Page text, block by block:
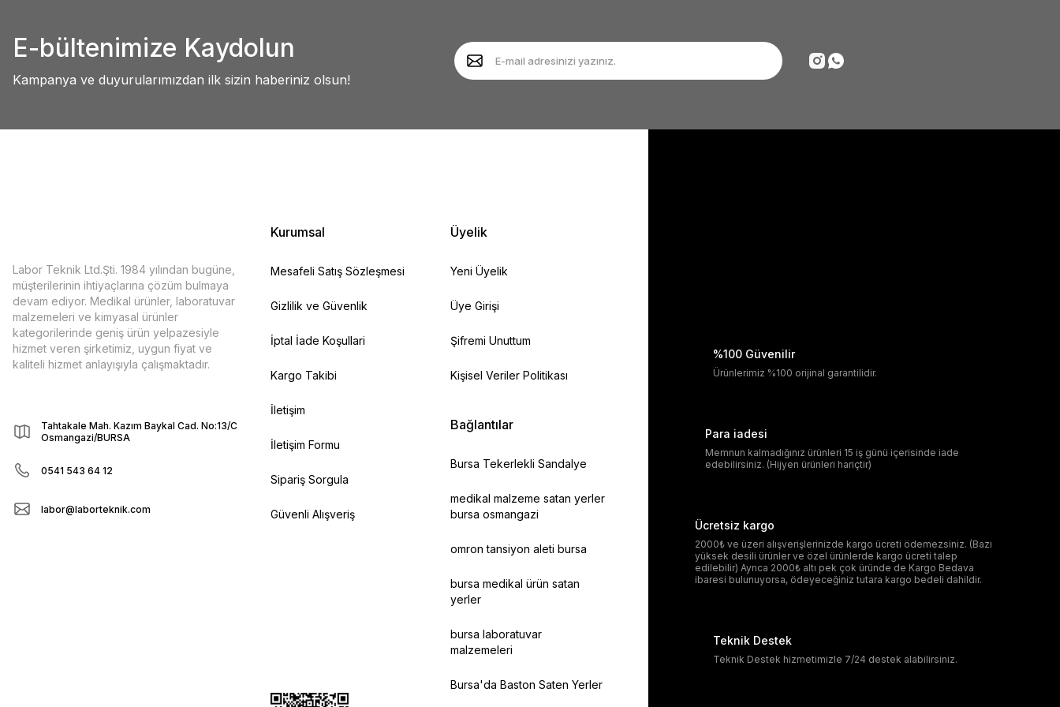
Ürün açıklamasında eksik bilgiler bulunuyor.
Ürün fiyatı diğer sitelerden daha pahalı.
Deneyimini Paylaş
E-bültenimize Kaydolun
Kampanya ve duyurularımızdan ilk sizin haberiniz olsun!
Labor Teknik Ltd.Şti. 1984 yılından bugüne,
müşterilerinin ihtiyaçlarına çözüm bulmaya
devam ediyor. Medikal ürünler, laboratuvar
malzemeleri ve kimyasal ürünler
kategorilerinde geniş ürün yelpazesiyle
hizmet veren şirketimiz, uygun fiyat ve
kaliteli hizmet anlayışıyla çalışmaktadır.
Tahtakale Mah. Kazım Baykal Cad. No:13/C
Osmangazi/BURSA
0541 543 64 12
labor@laborteknik.com
Kurumsal
Mesafeli Satış Sözleşmesi
Gizlilik ve Güvenlik
İptal İade Koşullari
Kargo Takibi
İletişim
İletişim Formu
Sipariş Sorgula
Güvenli Alışveriş
Üyelik
Yeni Üyelik
Üye Girişi
Şifremi Unuttum
Kişisel Veriler Politikası
Bağlantılar
Bursa Tekerlekli Sandalye
medikal malzeme satan yerler
bursa osmangazi
omron tansiyon aleti bursa
bursa medikal ürün satan
yerler
bursa laboratuvar
malzemeleri
Bursa'da Baston Saten Yerler
%100 Güvenilir
Ürünlerimiz %100 orijinal garantilidir.
Para iadesi
Memnun kalmadığınız ürünleri 15 iş günü içerisinde iade
edebilirsiniz. (Hijyen ürünleri hariçtir)
Ücretsiz kargo
2000₺ ve üzeri alışverişlerinizde kargo ücreti ödemezsiniz. (Bazı
yüksek desili ürünler ve özel ürünlerde kargo ücreti talep
edilebilir) Ayrıca 2000₺ altı pek çok üründe de Kargo Bedava
ibaresi bulunuyorsa, ödeyeceğiniz tutara kargo bedeli dahildir.
Teknik Destek
Teknik Destek hizmetimizle 7/24 destek alabilirsiniz.